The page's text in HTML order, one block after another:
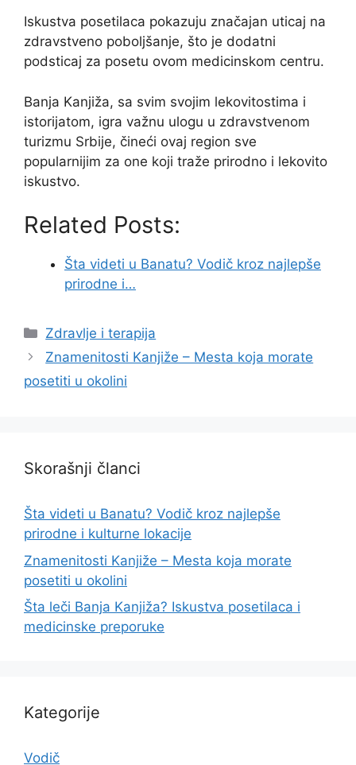
Iskustva posetilaca pokazuju značajan uticaj na
zdravstveno poboljšanje, što je dodatni
podsticaj za posetu ovom medicinskom centru.
Banja Kanjiža, sa svim svojim lekovitostima i
istorijatom, igra važnu ulogu u zdravstvenom
turizmu Srbije, čineći ovaj region sve
popularnijim za one koji traže prirodno i lekovito
iskustvo.
Related Posts:
Šta videti u Banatu? Vodič kroz najlepše
prirodne i…
Categories
Zdravlje i terapija
Znamenitosti Kanjiže – Mesta koja morate
posetiti u okolini
Skorašnji članci
Šta videti u Banatu? Vodič kroz najlepše
prirodne i kulturne lokacije
Znamenitosti Kanjiže – Mesta koja morate
posetiti u okolini
Šta leči Banja Kanjiža? Iskustva posetilaca i
medicinske preporuke
Kategorije
Vodič